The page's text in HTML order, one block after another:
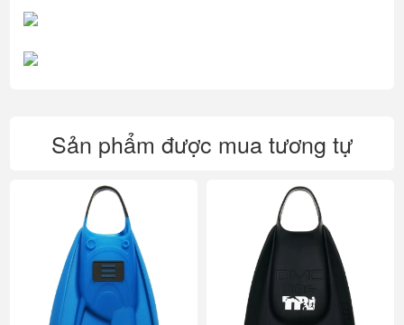
Sản phẩm được mua tương tự